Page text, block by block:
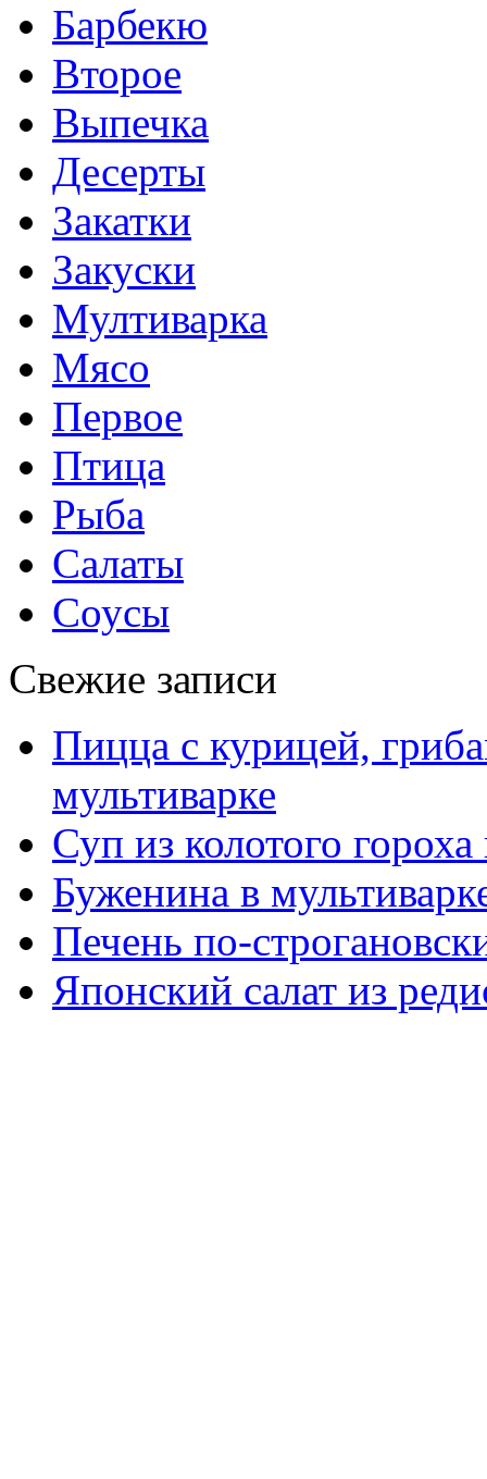
Барбекю
Второе
Выпечка
Десерты
Закатки
Закуски
Мултиварка
Мясо
Первое
Птица
Рыба
Салаты
Соусы
Свежие записи
Пицца с курицей,
мультиварке
Суп из колотого
Буженина в
Печень по-
Японский салат из